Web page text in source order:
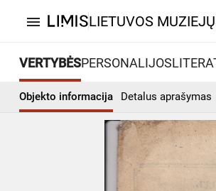
menu LIETUVOS
VERTYBĖSPERSONALIJOS
Objekto informacija Detalus aprašymas